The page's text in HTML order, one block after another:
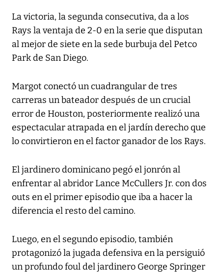
La victoria, la segunda consecutiva, da a los
Rays la ventaja de 2-0 en la serie que disputan
al mejor de siete en la sede burbuja del Petco
Park de San Diego.
Margot conectó un cuadrangular de tres
carreras un bateador después de un crucial
error de Houston, posteriormente realizó una
espectacular atrapada en el jardín derecho que
lo convirtieron en el factor ganador de los Rays.
El jardinero dominicano pegó el jonrón al
enfrentar al abridor Lance McCullers Jr. con dos
outs en el primer episodio que iba a hacer la
diferencia el resto del camino.
Luego, en el segundo episodio, también
protagonizó la jugada defensiva en la persiguió
un profundo foul del jardinero George Springer